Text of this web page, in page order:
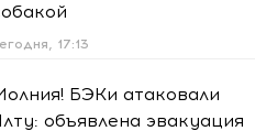
17:13
БЭКи атаковали
объявлена эвакуация